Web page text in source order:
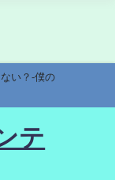
い？-僕の
テ